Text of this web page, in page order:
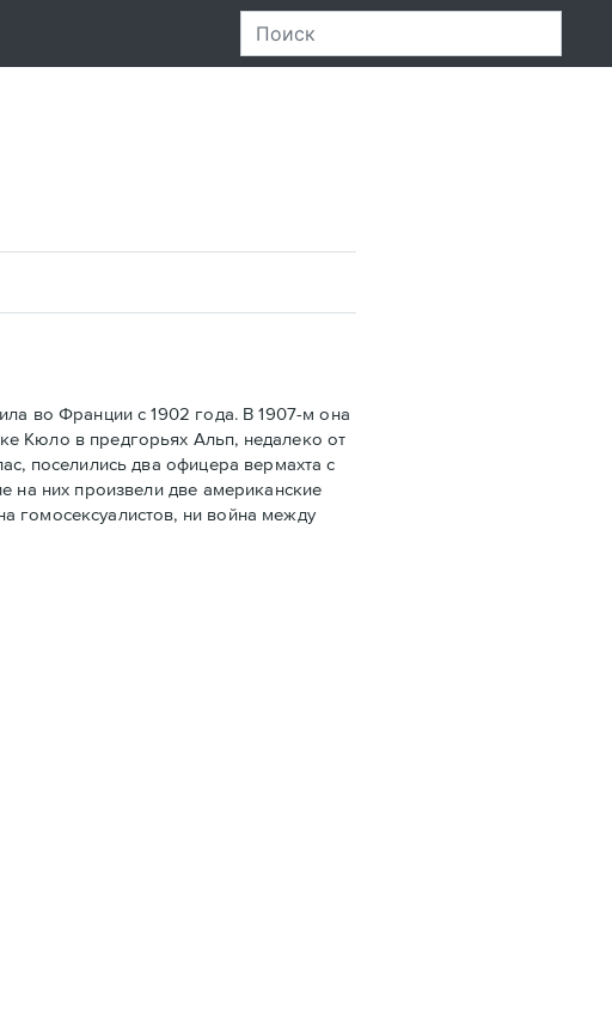
во Франции с 1902 года. В 1907-м она
Кюло в предгорьях Альп, недалеко от
поселились два офицера вермахта с
на них произвели две американские
гомосексуалистов, ни война между